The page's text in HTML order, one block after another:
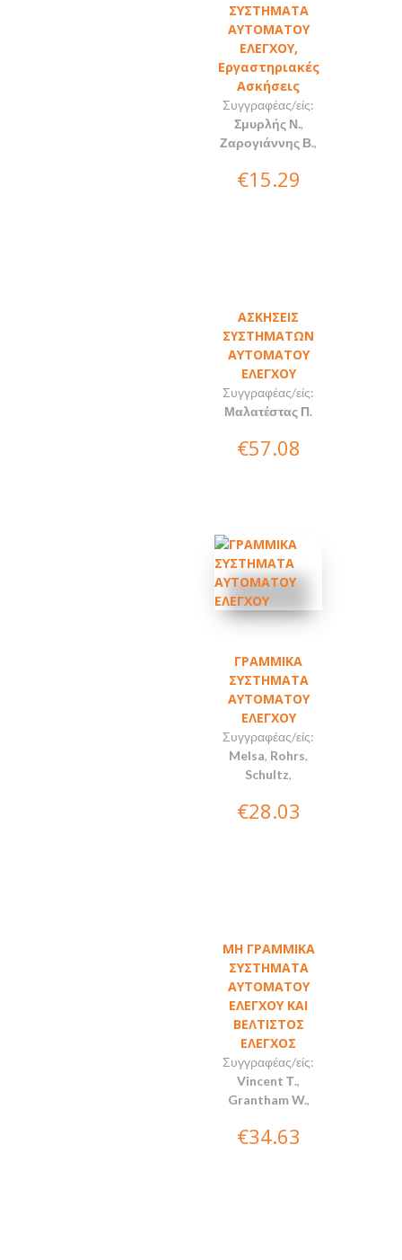
ΣΥΣΤΗΜΑΤΑ
ΑΥΤΟΜΑΤΟΥ
ΕΛΕΓΧΟΥ,
Εργαστηριακές
Ασκήσεις
Συγγραφέας/είς:
Σμυρλής Ν.,
Ζαρογιάννης Β.,
€15.29
ΑΣΚΗΣΕΙΣ
ΣΥΣΤΗΜΑΤΩΝ
ΑΥΤΟΜΑΤΟΥ
ΕΛΕΓΧΟΥ
Συγγραφέας/είς:
Μαλατέστας Π.
€57.08
ΓΡΑΜΜΙΚΑ
ΣΥΣΤΗΜΑΤΑ
ΑΥΤΟΜΑΤΟΥ
ΕΛΕΓΧΟΥ
Συγγραφέας/είς:
Melsa, Rohrs,
Schultz,
€28.03
ΜΗ ΓΡΑΜΜΙΚΑ
ΣΥΣΤΗΜΑΤΑ
ΑΥΤΟΜΑΤΟΥ
ΕΛΕΓΧΟΥ ΚΑΙ
ΒΕΛΤΙΣΤΟΣ
ΕΛΕΓΧΟΣ
Συγγραφέας/είς:
Vincent Τ.,
Grantham W.,
€34.63